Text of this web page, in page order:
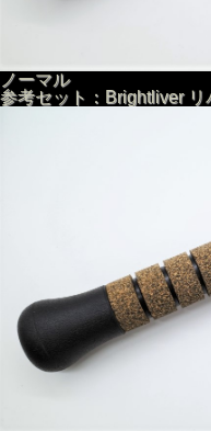
ノーマル
参考セット：Brightliver